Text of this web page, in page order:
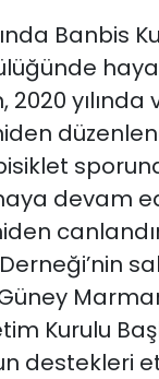
Banbis
yılında
devam
Kurulu
destekleri